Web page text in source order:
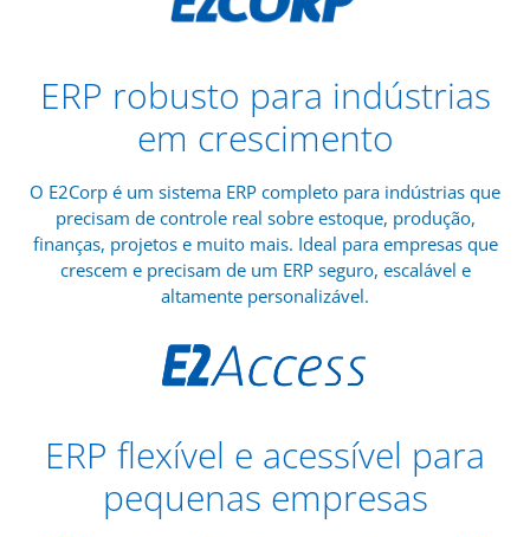
ERP robusto para indústrias
em crescimento
O E2Corp é um sistema ERP completo para indústrias que
precisam de controle real sobre estoque, produção,
finanças, projetos e muito mais. Ideal para empresas que
crescem e precisam de um ERP seguro, escalável e
altamente personalizável.
ERP flexível e acessível para
pequenas empresas